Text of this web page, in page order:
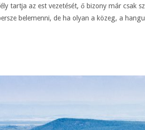
tartja az est vezetését, ő bizony már csak
belemenni, de ha olyan a közeg, a